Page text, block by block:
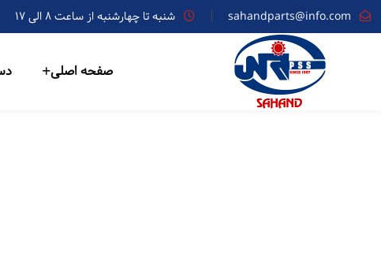
sahandparts@info.com شنبه تا چهارشنبه از ساعت ۸ الی ۱۷
صفحه اصلی